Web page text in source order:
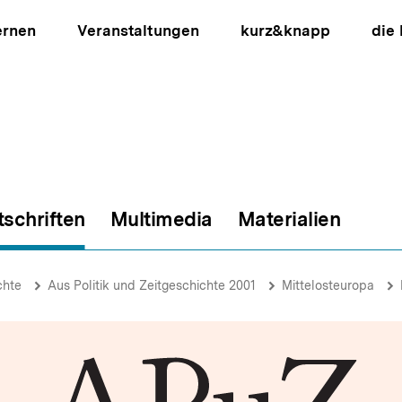
Veranstaltungen kurz&knapp die
Multimedia Materialien
Aus Politik und Zeitgeschichte 2001 Mittelosteuropa